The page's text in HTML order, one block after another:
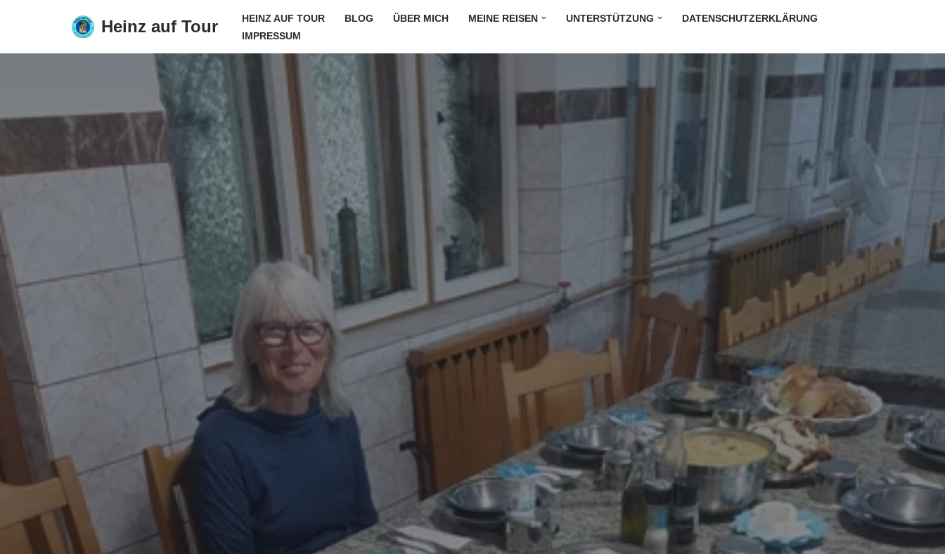
Heinz auf Tour HEINZ AUF TOUR BLOG ÜBER MICH MEINE REISEN UNTERSTÜTZUNG
DATENSCHUTZERKLÄRUNG
IMPRESSUM